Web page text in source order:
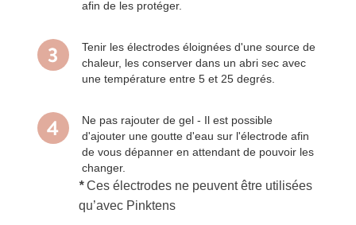
afin de les protéger.
Tenir les électrodes éloignées d'une source de
chaleur, les conserver dans un abri sec avec
une température entre 5 et 25 degrés.
Ne pas rajouter de gel - Il est possible
d'ajouter une goutte d'eau sur l'électrode afin
de vous dépanner en attendant de pouvoir les
changer.
* Ces électrodes ne peuvent être utilisées
qu’avec Pinktens